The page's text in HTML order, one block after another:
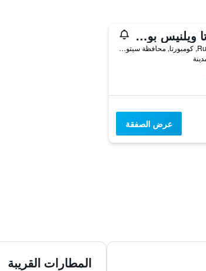
كينتا دا كومبورتا ويلنيس بوتيك ريزورت
Rua Do Alto Do Pina, N2, كومبورتا, محافظة سيتوبال, البرتغال
عرض الصفقة
المطارات القريبة